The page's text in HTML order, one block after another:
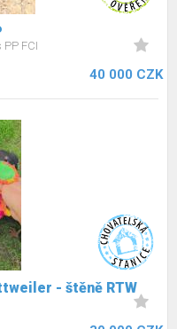
PP FCI
40 000 CZK
- štěně RTW